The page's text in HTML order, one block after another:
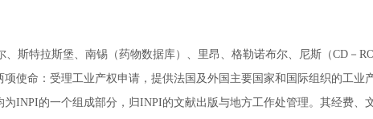
斯特拉斯堡、南锡（药物数据库）、里昂、格勒诺布尔、尼斯（CD－
使命：受理工业产权申请，提供法国及外国主要国家和国际组织的工业
INPI的一个组成部分，归INPI的文献出版与地方工作处管理。其经费、